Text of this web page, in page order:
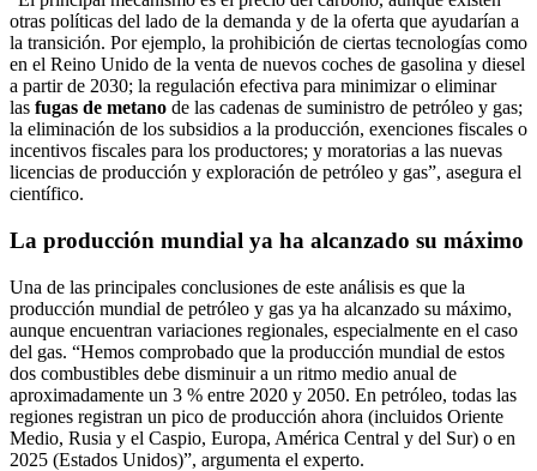
otras políticas del lado de la demanda y de la oferta que ayudarían a
la transición. Por ejemplo, la prohibición de ciertas tecnologías como
en el Reino Unido de la venta de nuevos coches de gasolina y diesel
a partir de 2030; la regulación efectiva para minimizar o eliminar
las fugas de metano de las cadenas de suministro de petróleo y gas;
la eliminación de los subsidios a la producción, exenciones fiscales o
incentivos fiscales para los productores; y moratorias a las nuevas
licencias de producción y exploración de petróleo y gas”, asegura el
científico.
La producción mundial ya ha alcanzado su máximo
Una de las principales conclusiones de este análisis es que la
producción mundial de petróleo y gas ya ha alcanzado su máximo,
aunque encuentran variaciones regionales, especialmente en el caso
del gas. “Hemos comprobado que la producción mundial de estos
dos combustibles debe disminuir a un ritmo medio anual de
aproximadamente un 3 % entre 2020 y 2050. En petróleo, todas las
regiones registran un pico de producción ahora (incluidos Oriente
Medio, Rusia y el Caspio, Europa, América Central y del Sur) o en
2025 (Estados Unidos)”, argumenta el experto.